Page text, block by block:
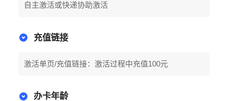
自主激活或快递协助激活
充值链接
激活单页/充值链接：激活过程中充值100元
办卡年龄